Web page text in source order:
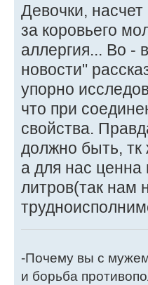
Девочки,
за коровьего
аллергия... Во -
новости"
упорно
что при
свойства.
должно быть, тк
а для нас
литров(так нам
-Почему вы с
и борьба